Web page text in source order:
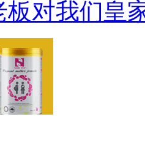
板对我们皇